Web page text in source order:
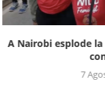
A Nairobi esplode
7